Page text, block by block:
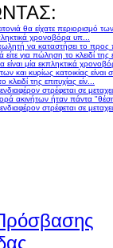
θα είχατε περιορισμό
χρονοβόρα υπ...
πωλητή να καταστήσει το
είτε για πώληση το κλειδί της
μία εκπληκτικά
και κυρίως κατοικίας
της επιτυχίας είν...
στρέφεται σε
ακινήτων ήταν πάντα
στρέφεται σε